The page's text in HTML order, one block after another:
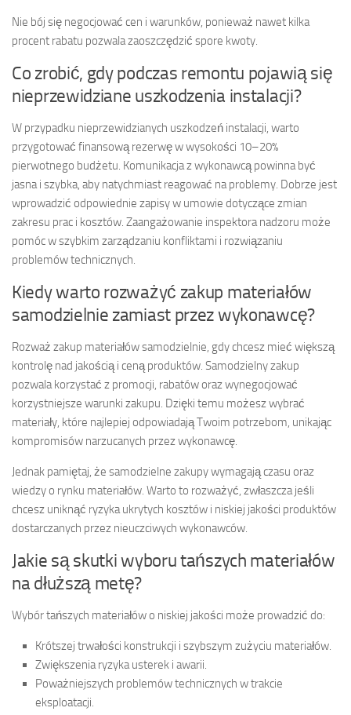
Nie bój się negocjować cen i warunków, ponieważ nawet kilka
procent rabatu pozwala zaoszczędzić spore kwoty.
Co zrobić, gdy podczas remontu pojawią się
nieprzewidziane uszkodzenia instalacji?
W przypadku nieprzewidzianych uszkodzeń instalacji, warto
przygotować finansową rezerwę w wysokości 10–20%
pierwotnego budżetu. Komunikacja z wykonawcą powinna być
jasna i szybka, aby natychmiast reagować na problemy. Dobrze jest
wprowadzić odpowiednie zapisy w umowie dotyczące zmian
zakresu prac i kosztów. Zaangażowanie inspektora nadzoru może
pomóc w szybkim zarządzaniu konfliktami i rozwiązaniu
problemów technicznych.
Kiedy warto rozważyć zakup materiałów
samodzielnie zamiast przez wykonawcę?
Rozważ zakup materiałów samodzielnie, gdy chcesz mieć większą
kontrolę nad jakością i ceną produktów. Samodzielny zakup
pozwala korzystać z promocji, rabatów oraz wynegocjować
korzystniejsze warunki zakupu. Dzięki temu możesz wybrać
materiały, które najlepiej odpowiadają Twoim potrzebom, unikając
kompromisów narzucanych przez wykonawcę.
Jednak pamiętaj, że samodzielne zakupy wymagają czasu oraz
wiedzy o rynku materiałów. Warto to rozważyć, zwłaszcza jeśli
chcesz uniknąć ryzyka ukrytych kosztów i niskiej jakości produktów
dostarczanych przez nieuczciwych wykonawców.
Jakie są skutki wyboru tańszych materiałów
na dłuższą metę?
Wybór tańszych materiałów o niskiej jakości może prowadzić do:
Krótszej trwałości konstrukcji i szybszym zużyciu materiałów.
Zwiększenia ryzyka usterek i awarii.
Poważniejszych problemów technicznych w trakcie
eksploatacji.